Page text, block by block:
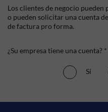
Los clientes de negocio
o pueden solicitar una cuenta
de factura pro forma.
¿Su empresa tiene una cuenta? *
Sí